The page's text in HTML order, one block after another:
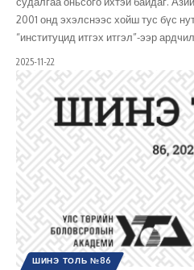
2001 онд эхэлснээс хойш тус бүс
“институцид итгэх итгэл”-ээр
2025-11-22
ШИНЭ ТОЛЬ №86